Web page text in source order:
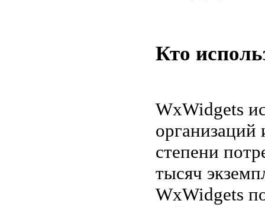
Кто
WxWidgets
степени
тысяч
WxWidgets